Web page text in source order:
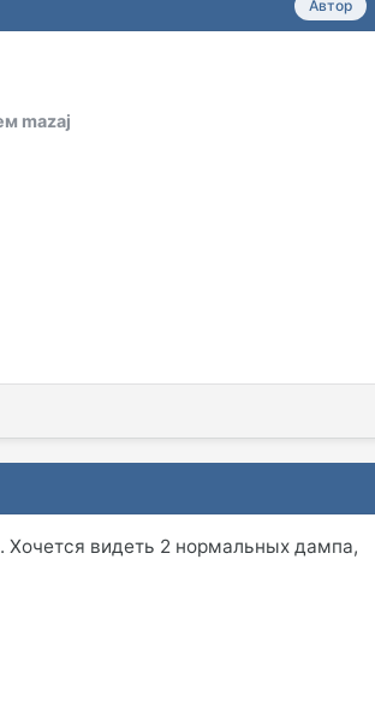
Автор
mazaj
Хочется видеть 2 нормальных дампа,